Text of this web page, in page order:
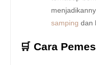
samping dan
🛒 Cara